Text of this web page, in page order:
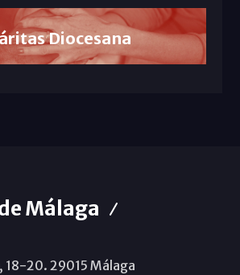
Diocesana
Málaga
18-20. 29015 Málaga